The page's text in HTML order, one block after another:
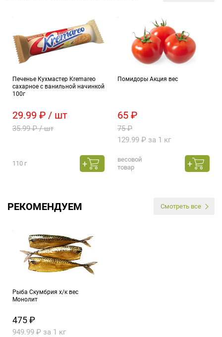
Печенье Кухмастер Kremareo
сахарное с ванильной начинкой
100г
29.99 ₽ / шт
35.99 ₽ / шт
110 г
Помидоры Акция вес
65 ₽
75 ₽
129.99 ₽ за 1 кг
весовой
товар
РЕКОМЕНДУЕМ Смотреть все
Рыба Скумбрия х/к вес
Монолит
475 ₽
949.99 ₽ за 1 кг